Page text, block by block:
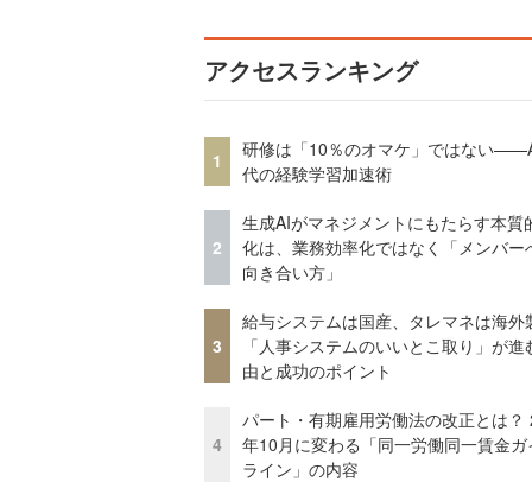
アクセスランキング
1
研修は「10％のオマケ」ではない
代の経験学習加速術
2
生成AIがマネジメントにもたらす本質
化は、業務効率化ではなく「メンバー
向き合い方」
3
給与システムは国産、タレマネは海
「人事システムのいいとこ取り」が進
由と成功のポイント
4
パート・有期雇用労働法の改正とは？
年10月に変わる「同一労働同一賃金ガ
ライン」の内容